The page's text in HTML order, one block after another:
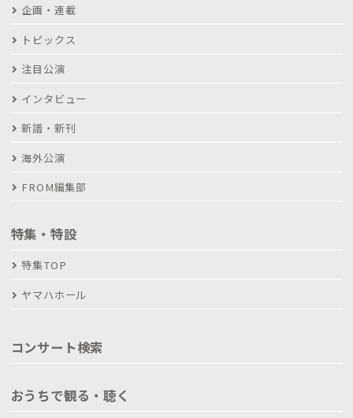
企画・連載
トピックス
注目公演
インタビュー
新譜・新刊
海外公演
FROM編集部
特集・特設
特集TOP
ヤマハホール
コンサート検索
おうちで観る・聴く